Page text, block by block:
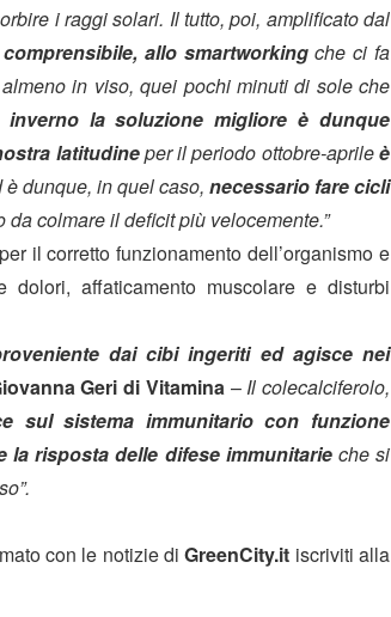
i raggi solari. Il tutto, poi, amplificato dal
allo smartworkingche ci fa
in viso, quei pochi minuti di sole che
la soluzione migliore è dunque
latitudineper il periodo ottobre-aprileè
dunque, in quel caso, necessario fare cicli
da colmare il deficit più velocemente.”
il corretto funzionamento dell’organismo e
affaticamento muscolare e disturbi
dai cibi ingeriti ed agisce nei
Geri di Vitamina– Il colecalciferolo,
sul sistema immunitario con funzione
la risposta delle difese immunitarieche si
con le notizie diGreenCity.it iscriviti alla